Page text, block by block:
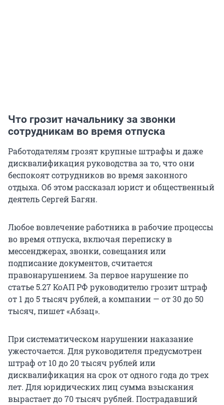
Что грозит начальнику за звонки
сотрудникам во время отпуска
Работодателям грозят крупные штрафы и даже
дисквалификация руководства за то, что они
беспокоят сотрудников во время законного
отдыха. Об этом рассказал юрист и общественный
деятель Сергей Багян.
Любое вовлечение работника в рабочие процессы
во время отпуска, включая переписку в
мессенджерах, звонки, совещания или
подписание документов, считается
правонарушением. За первое нарушение по
статье 5.27 КоАП РФ руководителю грозит штраф
от 1 до 5 тысяч рублей, а компании — от 30 до 50
тысяч, пишет «Абзац».
При систематическом нарушении наказание
ужесточается. Для руководителя предусмотрен
штраф от 10 до 20 тысяч рублей или
дисквалификация на срок от одного года до трех
лет. Для юридических лиц сумма взыскания
вырастает до 70 тысяч рублей. Пострадавший